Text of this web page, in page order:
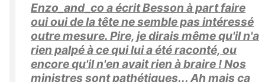
Enzo_and_co a écrit Besson à part faire
oui oui de la tête ne semble pas intéressé
outre mesure. Pire, je dirais même qu'il n'a
rien palpé à ce qui lui a été raconté, ou
encore qu'il n'en avait rien à braire ! Nos
ministres sont pathétiques... Ah mais ça